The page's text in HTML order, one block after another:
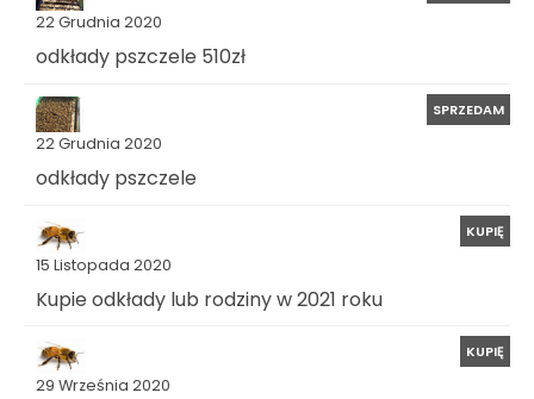
22 Grudnia 2020
odkłady pszczele 510zł
22 Grudnia 2020
SPRZEDAM
odkłady pszczele
15 Listopada 2020
KUPIĘ
Kupie odkłady lub rodziny w 2021 roku
29 Września 2020
KUPIĘ